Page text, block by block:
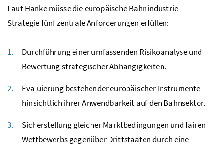
Laut Hanke müsse die europäische Bahnindustrie-
Strategie fünf zentrale Anforderungen erfüllen:
Durchführung einer umfassenden Risikoanalyse und
Bewertung strategischer Abhängigkeiten.
Evaluierung bestehender europäischer Instrumente
hinsichtlich ihrer Anwendbarkeit auf den Bahnsektor.
Sicherstellung gleicher Marktbedingungen und fairen
Wettbewerbs gegenüber Drittstaaten durch eine